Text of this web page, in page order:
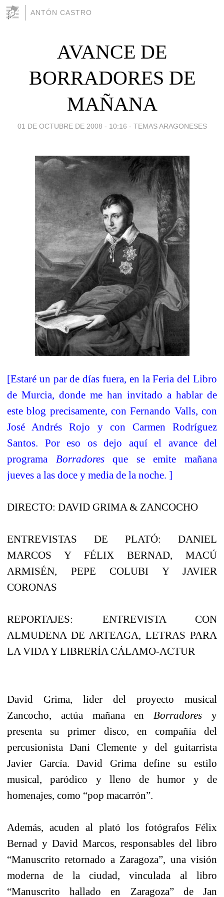
ANTÓN CASTRO
AVANCE DE
BORRADORES DE
MAÑANA
01 DE OCTUBRE DE 2008 - 10:16 - TEMAS ARAGONESES
[Estaré un par de días fuera, en la Feria del Libro
de Murcia, donde me han invitado a hablar de
este blog precisamente, con Fernando Valls, con
José Andrés Rojo y con Carmen Rodríguez
Santos. Por eso os dejo aquí el avance del
programa Borradoresque se emite mañana
jueves a las doce y media de la noche. ]
DIRECTO: DAVID GRIMA & ZANCOCHO
ENTREVISTAS DE PLATÓ: DANIEL
MARCOS Y FÉLIX BERNAD, MACÚ
ARMISÉN, PEPE COLUBI Y JAVIER
CORONAS
REPORTAJES: ENTREVISTA CON
ALMUDENA DE ARTEAGA, LETRAS PARA
LA VIDA Y LIBRERÍA CÁLAMO-ACTUR
David Grima, líder del proyecto musical
Zancocho, actúa mañana en Borradores y
presenta su primer disco, en compañía del
percusionista Dani Clemente y del guitarrista
Javier García. David Grima define su estilo
musical, paródico y lleno de humor y de
homenajes, como “pop macarrón”.
Además, acuden al plató los fotógrafos Félix
Bernad y David Marcos, responsables del libro
“Manuscrito retornado a Zaragoza”, una visión
moderna de la ciudad, vinculada al libro
“Manuscrito hallado en Zaragoza” de Jan